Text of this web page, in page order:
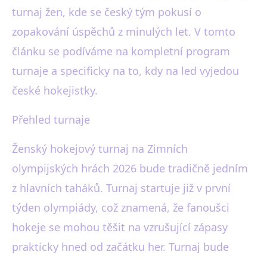
turnaj žen, kde se český tým pokusí o
zopakování úspěchů z minulých let. V tomto
článku se podíváme na kompletní program
turnaje a specificky na to, kdy na led vyjedou
české hokejistky.
Přehled turnaje
Ženský hokejový turnaj na Zimních
olympijských hrách 2026 bude tradičně jedním
z hlavních taháků. Turnaj startuje již v první
týden olympiády, což znamená, že fanoušci
hokeje se mohou těšit na vzrušující zápasy
prakticky hned od začátku her. Turnaj bude